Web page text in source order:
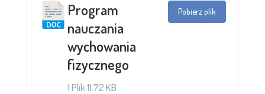
Program
nauczania
wychowania
fizycznego
1 Plik11.72 KB
Pobierz plik